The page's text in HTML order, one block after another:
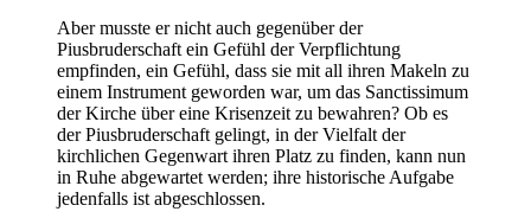
Aber musste er nicht auch gegenüber der
Piusbruderschaft ein Gefühl der Verpflichtung
empfinden, ein Gefühl, dass sie mit all ihren Makeln zu
einem Instrument geworden war, um das Sanctissimum
der Kirche über eine Krisenzeit zu bewahren? Ob es
der Piusbruderschaft gelingt, in der Vielfalt der
kirchlichen Gegenwart ihren Platz zu finden, kann nun
in Ruhe abgewartet werden; ihre historische Aufgabe
jedenfalls ist abgeschlossen.